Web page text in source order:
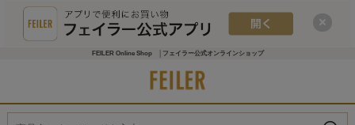
FEILER Online Shop │フェイラー公式オンラインショップ